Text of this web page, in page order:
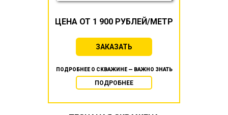
ЦЕНА ОТ 1 900 РУБЛЕЙ/МЕТР
ЗАКАЗАТЬ
ПОДРОБНЕЕ О СКВАЖИНЕ — ВАЖНО ЗНАТЬ
ПОДРОБНЕЕ